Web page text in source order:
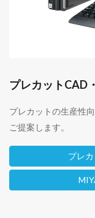
プレカットCAD
プレカットの生産性
ご提案します。
プレ